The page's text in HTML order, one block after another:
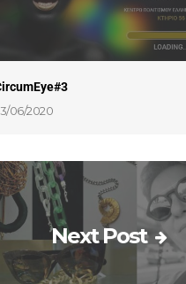
06/2020
Next Post